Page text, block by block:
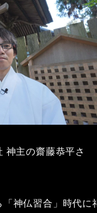
神主の齋藤恭平さ
神仏習合」時代に